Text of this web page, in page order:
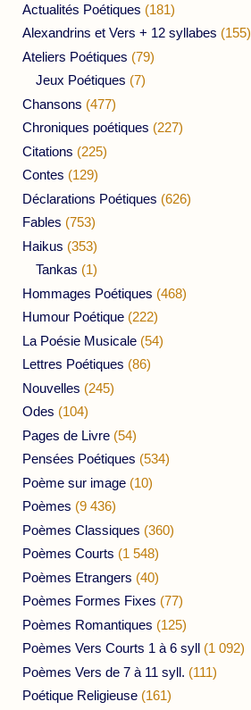
Actualités Poétiques (181)
Alexandrins et Vers + 12 syllabes (155)
Ateliers Poétiques (79)
Jeux Poétiques (7)
Chansons (477)
Chroniques poétiques (227)
Citations (225)
Contes (129)
Déclarations Poétiques (626)
Fables (753)
Haikus (353)
Tankas (1)
Hommages Poétiques (468)
Humour Poétique (222)
La Poésie Musicale (54)
Lettres Poétiques (86)
Nouvelles (245)
Odes (104)
Pages de Livre (54)
Pensées Poétiques (534)
Poème sur image (10)
Poèmes (9 436)
Poèmes Classiques (360)
Poèmes Courts (1 548)
Poèmes Etrangers (40)
Poèmes Formes Fixes (77)
Poèmes Romantiques (125)
Poèmes Vers Courts 1 à 6 syll (1 092)
Poèmes Vers de 7 à 11 syll. (111)
Poétique Religieuse (161)